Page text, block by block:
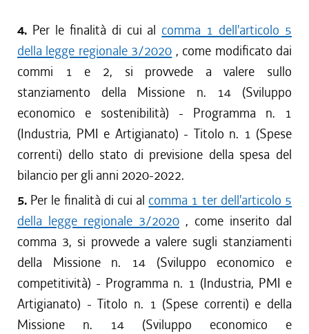
4. Per le finalità di cui al comma 1 dell'articolo 5
della legge regionale 3/2020 , come modificato dai
commi 1 e 2, si provvede a valere sullo
stanziamento della Missione n. 14 (Sviluppo
economico e sostenibilità) - Programma n. 1
(Industria, PMI e Artigianato) - Titolo n. 1 (Spese
correnti) dello stato di previsione della spesa del
bilancio per gli anni 2020-2022.
5. Per le finalità di cui al comma 1 ter dell'articolo 5
della legge regionale 3/2020 , come inserito dal
comma 3, si provvede a valere sugli stanziamenti
della Missione n. 14 (Sviluppo economico e
competitività) - Programma n. 1 (Industria, PMI e
Artigianato) - Titolo n. 1 (Spese correnti) e della
Missione n. 14 (Sviluppo economico e